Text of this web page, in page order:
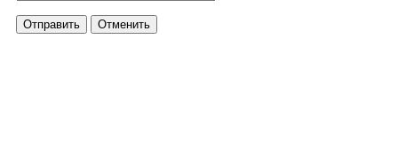
Отправить Отменить